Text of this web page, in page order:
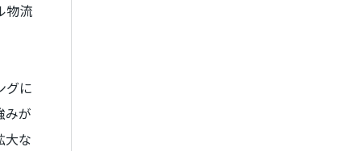
物流
グに
みが
大な